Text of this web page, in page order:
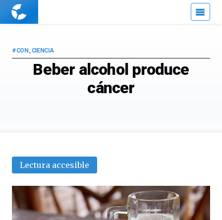
Cuaderno
Beber alcohol produce
cáncer
#CON_CIENCIA
Lectura accesible